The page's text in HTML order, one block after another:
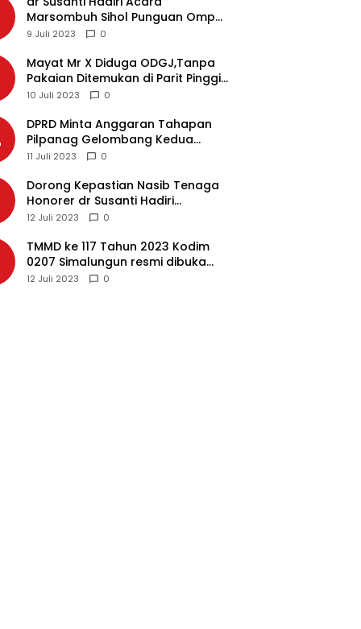
Marsombuh Sihol Punguan Ompu
Simataraja Raja Simarmata Dohot
9 Juli 2023 0
Mayat Mr X Diduga ODGJ,Tanpa
Pakaian Ditemukan di Parit Pinggir
Jalan Medan
10 Juli 2023 0
DPRD Minta Anggaran Tahapan
Pilpanag Gelombang Kedua
Dicairkan di Nagori Masing-
11 Juli 2023 0
Dorong Kepastian Nasib Tenaga
Honorer dr Susanti Hadiri
Rakernas APEKSI 2023 di Makassar
12 Juli 2023 0
TMMD ke 117 Tahun 2023 Kodim
0207 Simalungun resmi dibuka
Bupati Simalungun
12 Juli 2023 0